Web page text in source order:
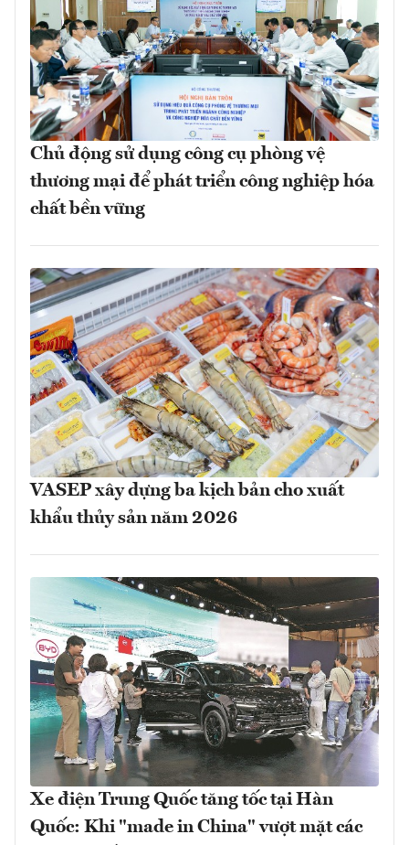
Chủ động sử dụng công cụ phòng vệ
thương mại để phát triển công nghiệp hóa
chất bền vững
VASEP xây dựng ba kịch bản cho xuất
khẩu thủy sản năm 2026
Xe điện Trung Quốc tăng tốc tại Hàn
Quốc: Khi "made in China" vượt mặt các